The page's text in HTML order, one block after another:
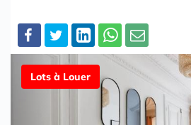
Partager
Lots à Louer